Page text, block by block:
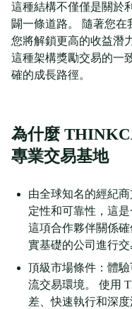
這種結構不僅僅是關於
闢一條道路。 隨著您在
您將解鎖更高的收益潛
這種架構獎勵交易的一
確的成長路徑。
為什麼
專業交易基地
由全球知名的經紀
定性和可靠性，這
這項合作夥伴關係
實基礎的公司進行交
頂級市場條件：體
流交易環境。 使用
差、快速執行和深